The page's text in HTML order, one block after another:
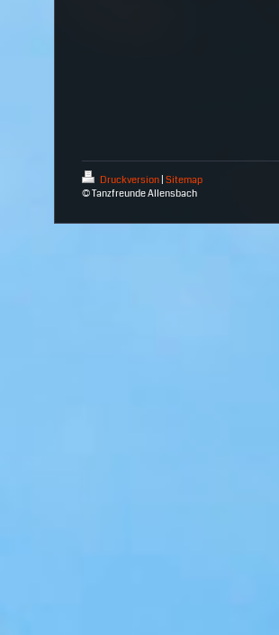
Druckversion Sitemap
© Tanzfreunde Allensbach